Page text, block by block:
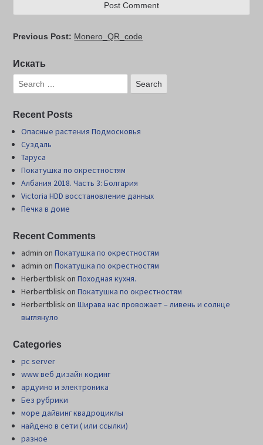
Previous Post: Monero_QR_code
Искать
Recent Posts
Опасные растения Подмосковья
Суздаль
Таруса
Покатушка по окрестностям
Албания 2018. Часть 3: Болгария
Victoria HDD восстановление данных
Печка в доме
Recent Comments
admin onПокатушка по окрестностям
admin onПокатушка по окрестностям
HerbertbliskonПоходная кухня.
HerbertbliskonПокатушка по окрестностям
HerbertbliskonШиpава нас провожает – ливень и солнце
выглянуло
Categories
pc server
www веб дизайн кодинг
ардуино и электроника
Без рубрики
море дайвинг квадроциклы
найдено в сети ( или ссылки)
разное